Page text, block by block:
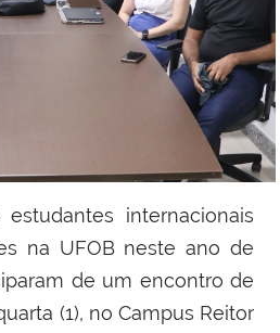
internacionais
na UFOB neste ano de
de um encontro de
(1), no Campus Reitor